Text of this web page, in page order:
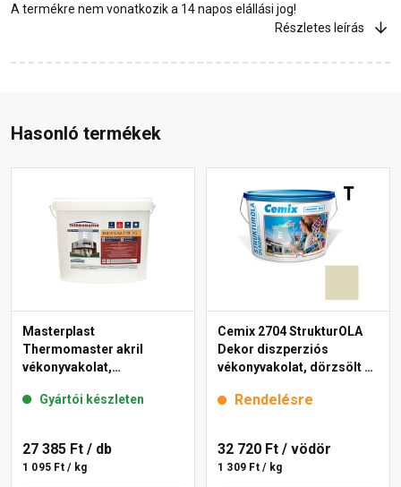
A termékre nem vonatkozik a 14 napos elállási jog!
Részletes leírás
Hasonló termékek
Masterplast
Thermomaster akril
vékonyvakolat,
fehér 25 kg
Gyártói készleten
27 385 Ft / db
1 095 Ft / kg
Cemix 2704 StrukturOLA
Dekor diszperziós
vékonyvakolat, dörzsölt 2
Rendelésre
32 720 Ft / vödör
1 309 Ft / kg